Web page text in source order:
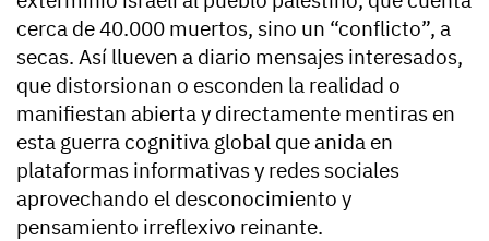
cerca de 40.000 muertos, sino un “conflicto”, a
secas. Así llueven a diario mensajes interesados,
que distorsionan o esconden la realidad o
manifiestan abierta y directamente mentiras en
esta guerra cognitiva global que anida en
plataformas informativas y redes sociales
aprovechando el desconocimiento y
pensamiento irreflexivo reinante.